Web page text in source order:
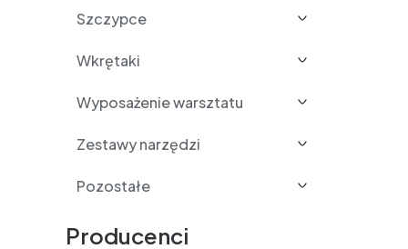
Szczypce
Wkrętaki
Wyposażenie warsztatu
Zestawy narzędzi
Pozostałe
Producenci